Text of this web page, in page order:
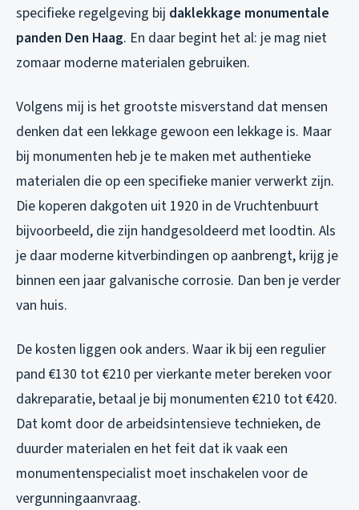
specifieke regelgeving bij daklekkage monumentale
panden Den Haag. En daar begint het al: je mag niet
zomaar moderne materialen gebruiken.
Volgens mij is het grootste misverstand dat mensen
denken dat een lekkage gewoon een lekkage is. Maar
bij monumenten heb je te maken met authentieke
materialen die op een specifieke manier verwerkt zijn.
Die koperen dakgoten uit 1920 in de Vruchtenbuurt
bijvoorbeeld, die zijn handgesoldeerd met loodtin. Als
je daar moderne kitverbindingen op aanbrengt, krijg je
binnen een jaar galvanische corrosie. Dan ben je verder
van huis.
De kosten liggen ook anders. Waar ik bij een regulier
pand €130 tot €210 per vierkante meter bereken voor
dakreparatie, betaal je bij monumenten €210 tot €420.
Dat komt door de arbeidsintensieve technieken, de
duurder materialen en het feit dat ik vaak een
monumentenspecialist moet inschakelen voor de
vergunningaanvraag.